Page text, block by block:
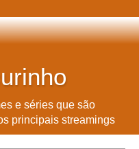
e séries que são
principais streamings